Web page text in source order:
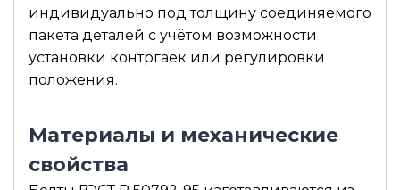
индивидуально под толщину соединяемого
пакета деталей с учётом возможности
установки контргаек или регулировки
положения.
Материалы и механические
свойства